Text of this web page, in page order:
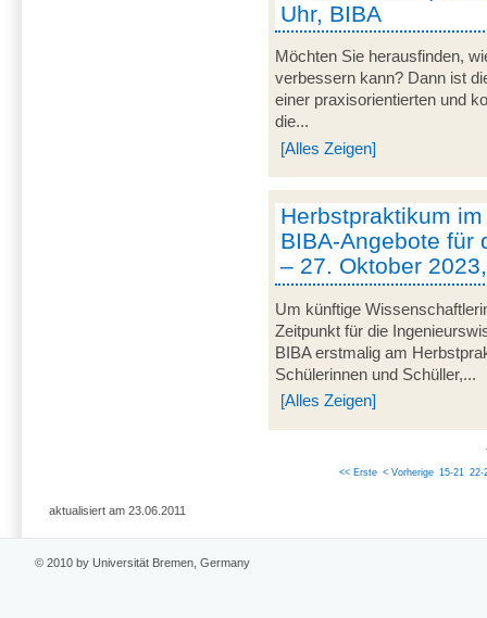
Uhr, BIBA
Möchten Sie herausfinden,
verbessern kann? Dann ist
einer praxisorientierten und
die...
[Alles Zeigen]
Herbstpraktikum
BIBA-Angebote für
– 27. Oktober
Um künftige
Zeitpunkt für die
BIBA erstmalig am
Schülerinnen und Schüller,...
[Alles Zeigen]
<< Erste < Vorherige 15-21 22-
aktualisiert am 23.06.2011
© 2010 by Universität Bremen, Germany